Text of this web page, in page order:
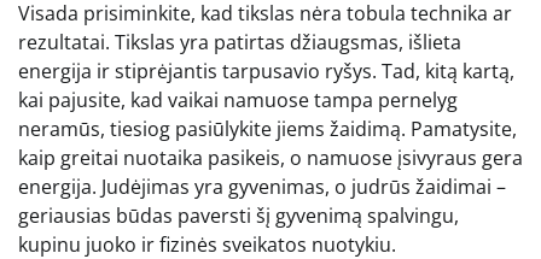
Visada prisiminkite, kad tikslas nėra tobula technika ar
rezultatai. Tikslas yra patirtas džiaugsmas, išlieta
energija ir stiprėjantis tarpusavio ryšys. Tad, kitą kartą,
kai pajusite, kad vaikai namuose tampa pernelyg
neramūs, tiesiog pasiūlykite jiems žaidimą. Pamatysite,
kaip greitai nuotaika pasikeis, o namuose įsivyraus gera
energija. Judėjimas yra gyvenimas, o judrūs žaidimai –
geriausias būdas paversti šį gyvenimą spalvingu,
kupinu juoko ir fizinės sveikatos nuotykiu.